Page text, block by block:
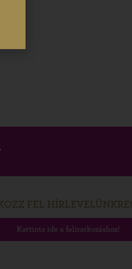
FEL HÍRLEVELÜNKRE!
Kattints ide a feliratkozáshoz!